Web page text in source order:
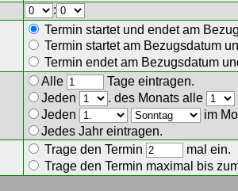
:
Termin startet und endet am
Termin startet am Bezugsdatum
Termin endet am Bezugsdatum
Alle
Tage eintragen.
Jeden
. des Monats alle
Jeden
im
Jedes Jahr eintragen.
Trage den Termin
mal ein.
Trage den Termin maximal bis